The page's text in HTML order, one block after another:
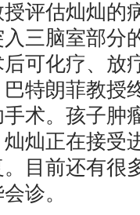
评估灿灿的
三脑室部分
可化疗、放
特朗菲教授
术。孩子肿
灿正在接受
目前还有很
诊。